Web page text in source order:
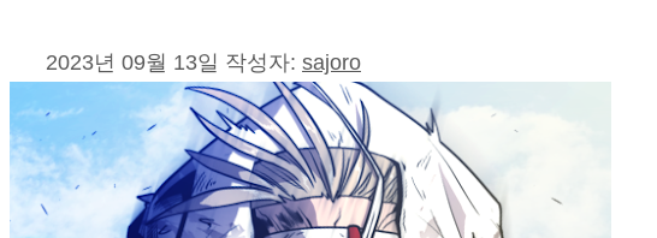
2023년 09월 13일 작성자: sajoro